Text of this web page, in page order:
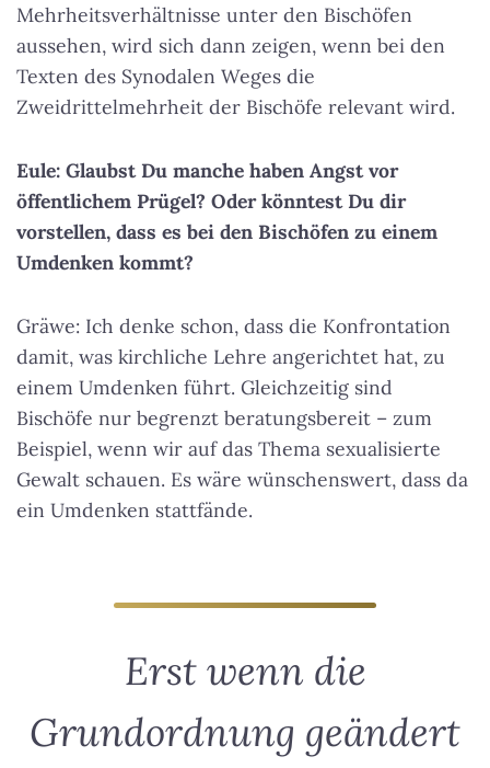
Mehrheitsverhältnisse unter den Bischöfen
aussehen, wird sich dann zeigen, wenn bei den
Texten des Synodalen Weges die
Zweidrittelmehrheit der Bischöfe relevant wird.
Eule: Glaubst Du manche haben Angst vor
öffentlichem Prügel? Oder könntest Du dir
vorstellen, dass es bei den Bischöfen zu einem
Umdenken kommt?
Gräwe: Ich denke schon, dass die Konfrontation
damit, was kirchliche Lehre angerichtet hat, zu
einem Umdenken führt. Gleichzeitig sind
Bischöfe nur begrenzt beratungsbereit – zum
Beispiel, wenn wir auf das Thema sexualisierte
Gewalt schauen. Es wäre wünschenswert, dass da
ein Umdenken stattfände.
Erst wenn die
Grundordnung geändert